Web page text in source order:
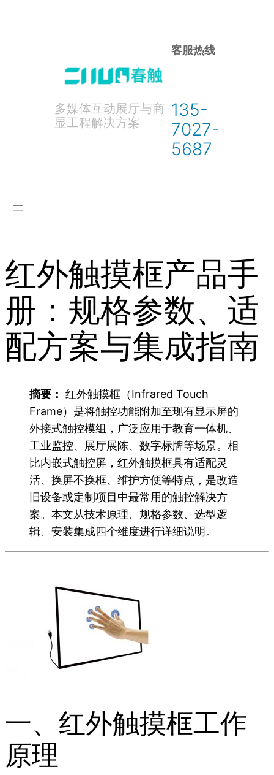
多媒体互动展厅与商
显工程解决方案
客服热线
135-
7027-
5687
红外触摸框产品手
册：规格参数、适
配方案与集成指南
摘要： 红外触摸框（Infrared Touch
Frame）是将触控功能附加至现有显示屏的
外接式触控模组，广泛应用于教育一体机、
工业监控、展厅展陈、数字标牌等场景。相
比内嵌式触控屏，红外触摸框具有适配灵
活、换屏不换框、维护方便等特点，是改造
旧设备或定制项目中最常用的触控解决方
案。本文从技术原理、规格参数、选型逻
辑、安装集成四个维度进行详细说明。
一、红外触摸框工作
原理